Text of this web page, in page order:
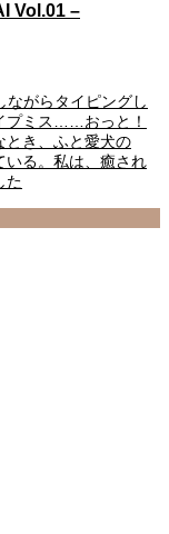
Vol.01 –
ながらタイピングし
プミス……おっと！
とき、ふと愛犬の
いる。私は、癒され
た